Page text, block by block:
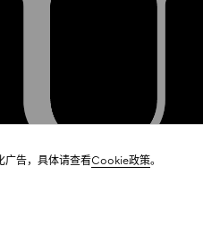
广告，具体请查看Cookie政策。